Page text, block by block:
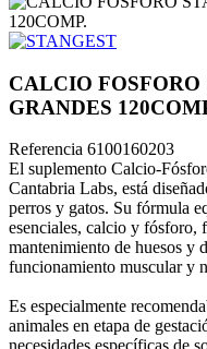
CALCIO
GRANDES
Referencia 6100160203
El suplemento Calcio-
Cantabria Labs, está
perros y gatos. Su fórmula
esenciales, calcio y fósforo,
mantenimiento de huesos y
funcionamiento muscular y
Es especialmente
animales en etapa de